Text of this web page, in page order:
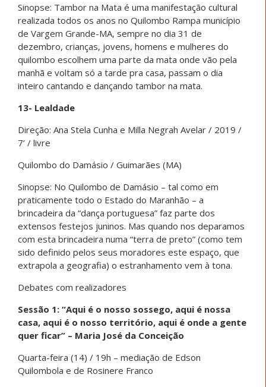
Sinopse: Tambor na Mata é uma manifestação cultural
realizada todos os anos no Quilombo Rampa município
de Vargem Grande-MA, sempre no dia 31 de
dezembro, crianças, jovens, homens e mulheres do
quilombo escolhem uma parte da mata onde vão pela
manhã e voltam só a tarde pra casa, passam o dia
inteiro cantando e dançando tambor na mata.
13- Lealdade
Direção: Ana Stela Cunha e Milla Negrah Avelar / 2019 /
7’ / livre
Quilombo do Damásio / Guimarães (MA)
Sinopse: No Quilombo de Damásio – tal como em
praticamente todo o Estado do Maranhão – a
brincadeira da “dança portuguesa” faz parte dos
extensos festejos juninos. Mas quando nos deparamos
com esta brincadeira numa “terra de preto” (como tem
sido definido pelos seus moradores este espaço, que
extrapola a geografia) o estranhamento vem à tona.
Debates com realizadores
Sessão 1: “Aqui é o nosso sossego, aqui é nossa
casa, aqui é o nosso território, aqui é onde a gente
quer ficar” – Maria José da Conceição
Quarta-feira (14) / 19h – mediação de Edson
Quilombola e de Rosinere Franco